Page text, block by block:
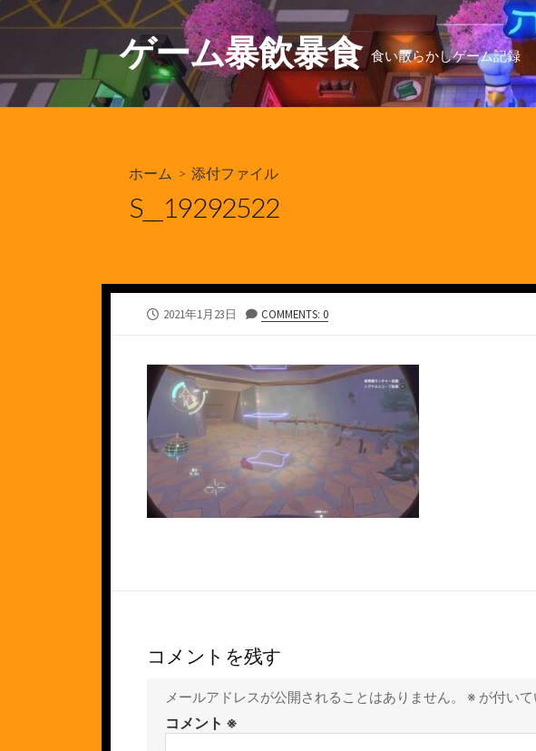
コ
ン
ン
ツ
ゲーム暴飲暴食 食い散らかしゲーム記録
ホーム > 添付ファイル
S__19292522
公
2021年1月23日 COMMENTS: 0
コメントを残す
メールアドレスが公開されることはありません。 ※ が付い
コメント ※